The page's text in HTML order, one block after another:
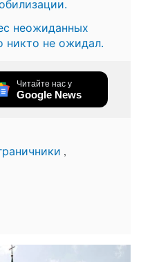
неожиданных
никто не ожидал.
Читайте нас у
Google News
,